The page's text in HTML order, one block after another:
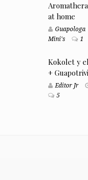
at home
Guapologa
Mini's
1
Kokolet y
+
Editor Jr
5